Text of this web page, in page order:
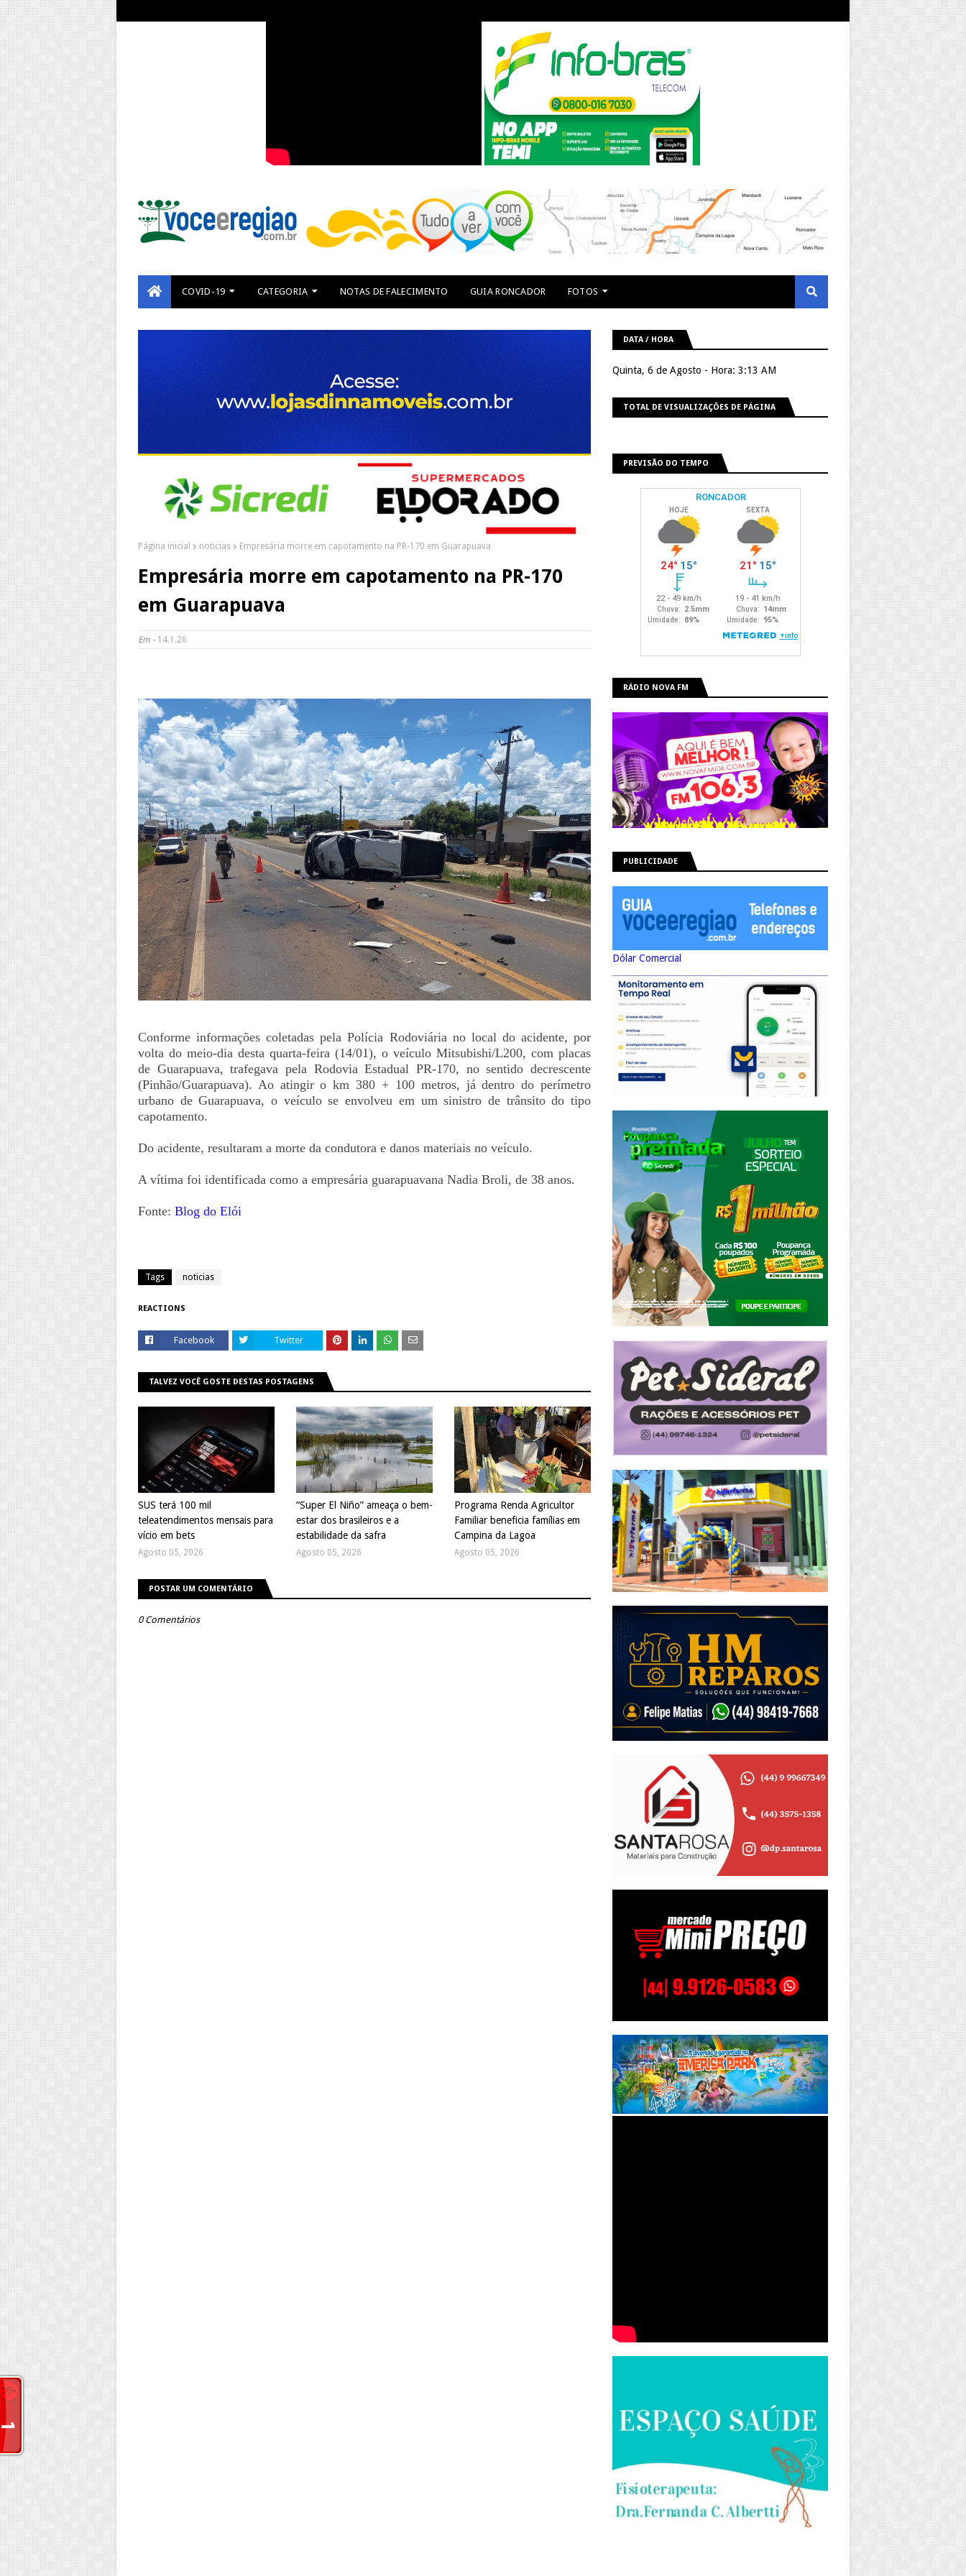
COVID-19 CATEGORIA NOTAS DE FALECIMENTO GUIA RONCADOR FOTOS
Página inicial noticias Empresária morre em capotamento na PR-170 em Guarapuava
Empresária morre em capotamento na PR-170
em Guarapuava
Em - 14.1.26
Conforme informações coletadas pela Polícia Rodoviária no local do acidente, por
volta do meio-dia desta quarta-feira (14/01), o veículo Mitsubishi/L200, com placas
de Guarapuava, trafegava pela Rodovia Estadual PR-170, no sentido decrescente
(Pinhão/Guarapuava). Ao atingir o km 380 + 100 metros, já dentro do perímetro
urbano de Guarapuava, o veículo se envolveu em um sinistro de trânsito do tipo
capotamento.
Do acidente, resultaram a morte da condutora e danos materiais no veículo.
A vítima foi identificada como a empresária guarapuavana Nadia Broli, de 38 anos.
Fonte: Blog do Elói
Tags noticias
REACTIONS
Facebook Twitter
TALVEZ VOCÊ GOSTE DESTAS POSTAGENS
SUS terá 100 mil
teleatendimentos mensais para
vício em bets
Agosto 05, 2026
“Super El Niño” ameaça o bem-
estar dos brasileiros e a
estabilidade da safra
Agosto 05, 2026
Programa Renda Agricultor
Familiar beneficia famílias em
Campina da Lagoa
Agosto 05, 2026
POSTAR UM COMENTÁRIO
0 Comentários
DATA / HORA
Quinta, 6 de Agosto - Hora: 3:13 AM
TOTAL DE VISUALIZAÇÕES DE PÁGINA
PREVISÃO DO TEMPO
RÁDIO NOVA FM
PUBLICIDADE
Dólar Comercial